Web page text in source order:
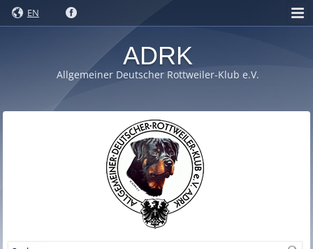
EN
ADRK
Allgemeiner Deutscher Rottweiler-Klub e.V.